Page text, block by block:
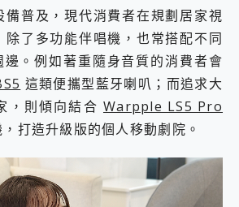
備普及，現代消費者在規劃居家視
除了多功能伴唱機，也常搭配不同
。例如著重隨身音質的消費者會
這類便攜型藍牙喇叭；而追求大
，則傾向結合 Warpple LS5 Pro
打造升級版的個人移動劇院。